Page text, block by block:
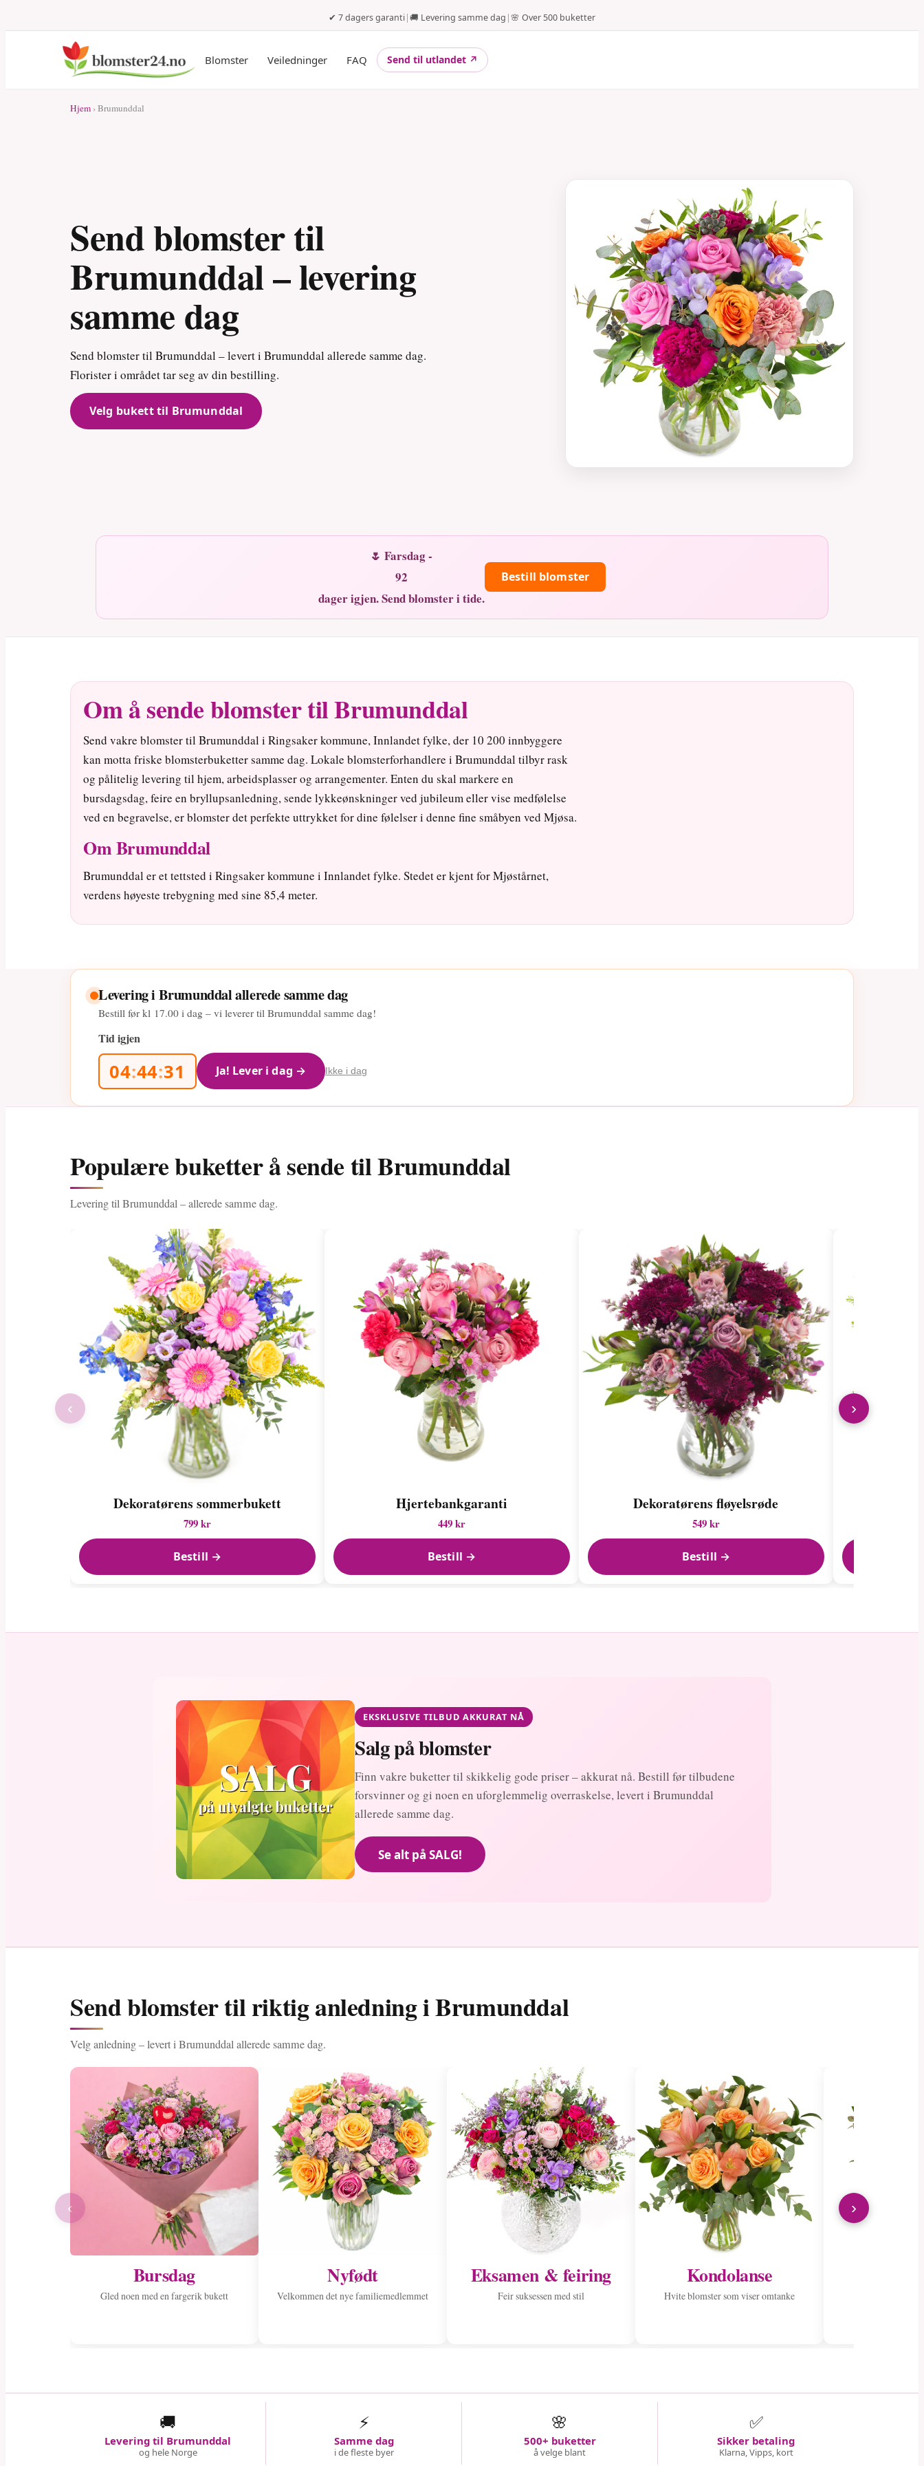
✔ 7 dagers garanti|🚚 Levering samme dag |🌸 Over 500 buketter
Blomster Veiledninger FAQ Send til utlandet ↗
Hjem › Brumunddal
Send blomster til
Brumunddal – levering
samme dag
Send blomster til Brumunddal – levert i Brumunddal allerede samme dag.
Florister i området tar seg av din bestilling.
Velg bukett til Brumunddal
🌷 Farsdag -
92
dager igjen. Send blomster i tide.
Bestill blomster
Om å sende blomster til Brumunddal
Send vakre blomster til Brumunddal i Ringsaker kommune, Innlandet fylke, der 10 200 innbyggere
kan motta friske blomsterbuketter samme dag. Lokale blomsterforhandlere i Brumunddal tilbyr rask
og pålitelig levering til hjem, arbeidsplasser og arrange­menter. Enten du skal markere en
bursdagsdag, feire en bryllupsanledning, sende lykke­ønskninger ved jubileum eller vise medfølelse
ved en begravelse, er blomster det perfekte uttrykket for dine følelser i denne fine småbyen ved Mjøsa.
Om Brumunddal
Brumunddal er et tettsted i Ringsaker kommune i Innlandet fylke. Stedet er kjent for Mjøstårnet,
verdens høyeste trebygning med sine 85,4 meter.
Levering i Brumunddal allerede samme dag
Bestill før kl 17.00 i dag – vi leverer til Brumunddal samme dag!
Tid igjen
04:44:30 Ja! Lever i dag → Ikke i dag
Populære buketter å sende til Brumunddal
Levering til Brumunddal – allerede samme dag.
Dekoratørens sommerbukett
799 kr
Bestill →
Hjertebankgaranti
449 kr
Bestill →
Dekoratørens fløyelsrøde
549 kr
Bestill →
‹ ›
EKSKLUSIVE TILBUD AKKURAT NÅ
Salg på blomster
Finn vakre buketter til skikkelig gode priser – akkurat nå. Bestill før tilbudene
forsvinner og gi noen en uforglemmelig overraskelse, levert i Brumunddal
allerede samme dag.
Se alt på SALG!
Send blomster til riktig anledning i Brumunddal
Velg anledning – levert i Brumunddal allerede samme dag.
Bursdag
Gled noen med en fargerik bukett
Nyfødt
Velkommen det nye familiemedlemmet
Eksamen & feiring
Feir suksessen med stil
Kondolanse
Hvite blomster som viser omtanke
‹ ›
🚚
Levering til Brumunddal
og hele Norge
⚡
Samme dag
i de fleste byer
🌸
500+ buketter
å velge blant
✅
Sikker betaling
Klarna, Vipps, kort